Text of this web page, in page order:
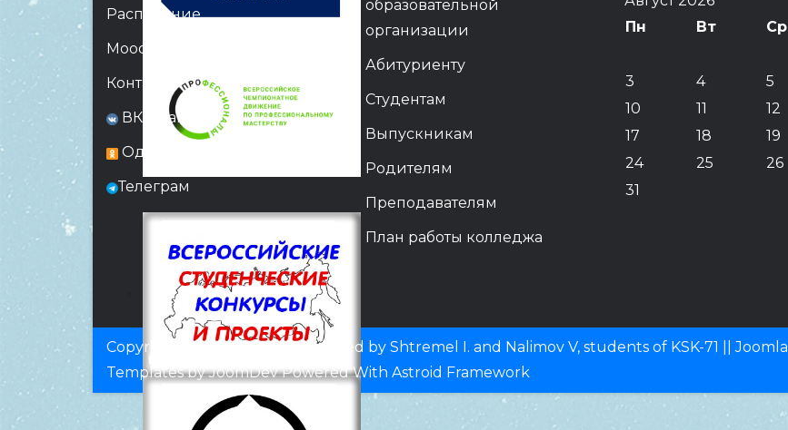
Расписание
Moodle
Контакты
ВКонтакте
Одноклассники
Телеграм
образовательной
организации
Абитуриенту
Студентам
Выпускникам
Родителям
Преподавателям
План работы колледжа
Пн
Вт Ср
3
4 5
10
11 12
17
18 19
24
25 26
31
Copyright © 2019, AASK. Developed by Shtremel I. and Nalimov V, students of KSK-71 ||Joomla
TemplatesbyJoomDevPowered With Astroid Framework